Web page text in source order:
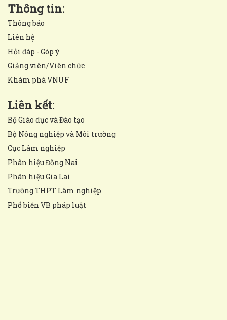
Thông tin:
Thông báo
Liên hệ
Hỏi đáp - Góp ý
Giảng viên/Viên chức
Khám phá VNUF
Liên kết:
Bộ Giáo dục và Đào tạo
Bộ Nông nghiệp và Môi trường
Cục Lâm nghiệp
Phân hiệu Đồng Nai
Phân hiệu Gia Lai
Trường THPT Lâm nghiệp
Phổ biến VB pháp luật